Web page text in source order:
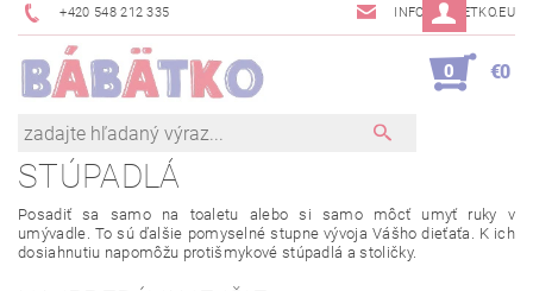
+420 548 212 335 INFO@BABETKO.EU
0 €0
STÚPADLÁ
Posadiť sa samo na toaletu alebo si samo môcť umyť ruky v
umývadle. To sú ďalšie pomyselné stupne vývoja Vášho dieťaťa. K ich
dosiahnutiu napomôžu protišmykové stúpadlá a stoličky.